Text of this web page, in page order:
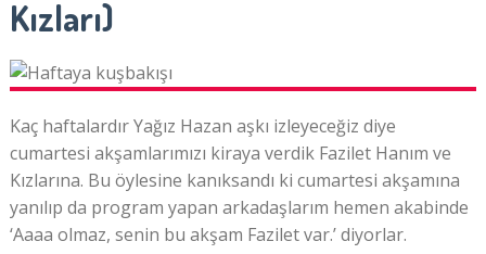
Kızları)
Kaç haftalardır Yağız Hazan aşkı izleyeceğiz diye
cumartesi akşamlarımızı kiraya verdik Fazilet Hanım ve
Kızlarına. Bu öylesine kanıksandı ki cumartesi akşamına
yanılıp da program yapan arkadaşlarım hemen akabinde
‘Aaaa olmaz, senin bu akşam Fazilet var.’ diyorlar.